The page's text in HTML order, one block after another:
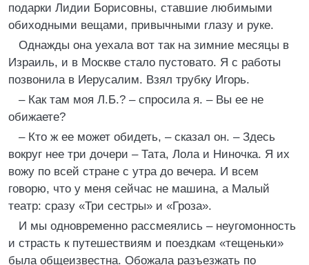
подарки Лидии Борисовны, ставшие любимыми
обиходными вещами, привычными глазу и руке.
Однажды она уехала вот так на зимние месяцы в
Израиль, и в Москве стало пустовато. Я с работы
позвонила в Иерусалим. Взял трубку Игорь.
– Как там моя Л.Б.? – спросила я. – Вы ее не
обижаете?
– Кто ж ее может обидеть, – сказал он. – Здесь
вокруг нее три дочери – Тата, Лола и Ниночка. Я их
вожу по всей стране с утра до вечера. И всем
говорю, что у меня сейчас не машина, а Малый
театр: сразу «Три сестры» и «Гроза».
И мы одновременно рассмеялись – неугомонность
и страсть к путешествиям и поездкам «тещеньки»
была общеизвестна. Обожала разъезжать по